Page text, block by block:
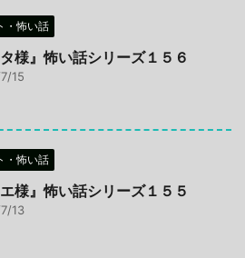
・怖い話
タ様』怖い話シリーズ１５６
15
・怖い話
エ様』怖い話シリーズ１５５
13